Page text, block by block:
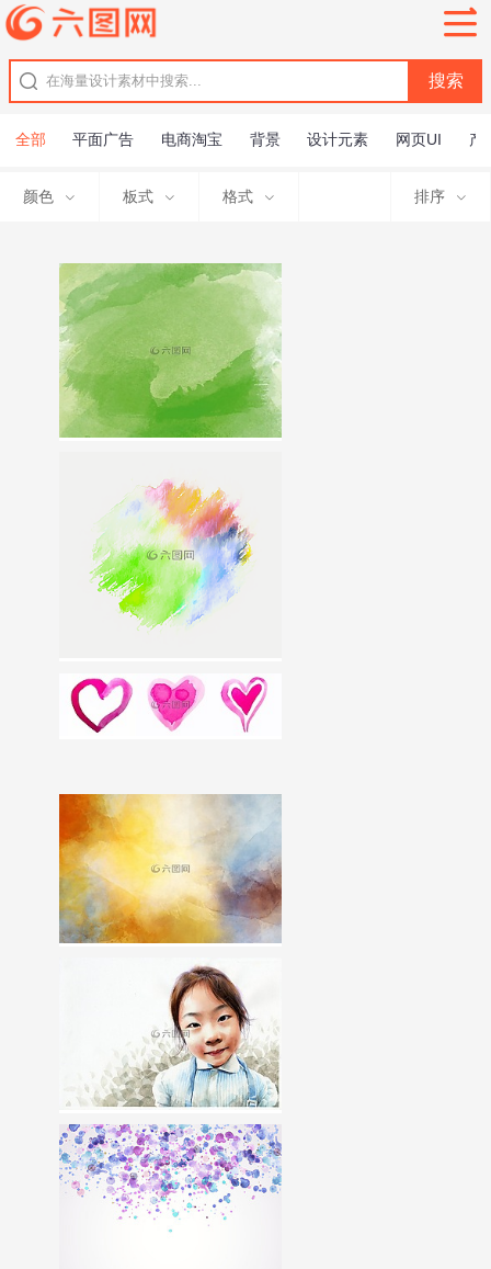
全部 平面广告 电商淘宝 背景 设计元素 网页UI 产
颜色 板式 格式 排序